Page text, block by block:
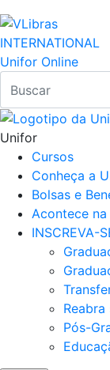
INTERNATIONAL
Unifor Online
Unifor
Cursos
Conheça a
Bolsas e
Acontece
INSCREVA-
Pós-